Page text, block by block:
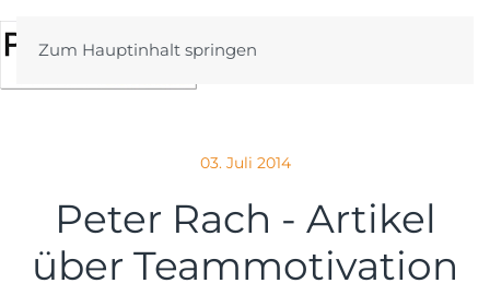
Zum Hauptinhalt springen
03. Juli 2014
Peter Rach - Artikel
über Teammotivation